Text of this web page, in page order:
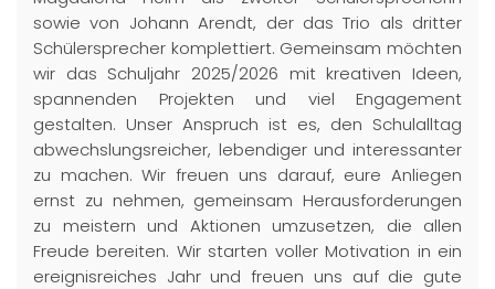
sowie von Johann Arendt, der das Trio als dritter
Schülersprecher komplettiert. Gemeinsam möchten
wir das Schuljahr 2025/2026 mit kreativen Ideen,
spannenden Projekten und viel Engagement
gestalten. Unser Anspruch ist es, den Schulalltag
abwechslungsreicher, lebendiger und interessanter
zu machen. Wir freuen uns darauf, eure Anliegen
ernst zu nehmen, gemeinsam Herausforderungen
zu meistern und Aktionen umzusetzen, die allen
Freude bereiten. Wir starten voller Motivation in ein
ereignisreiches Jahr und freuen uns auf die gute